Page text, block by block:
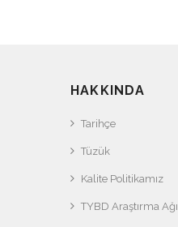
HAKKINDA
Tarihçe
Tüzük
Kalite Politikamız
TYBD Araştırma Ağı